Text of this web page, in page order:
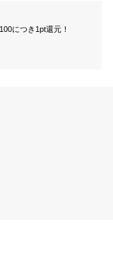
につき1pt還元！